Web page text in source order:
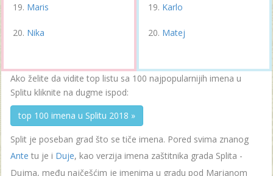
Maris
Nika
Karlo
Matej
Ako želite da vidite top listu sa 100 najpopularnijih imena u
Splitu kliknite na dugme ispod:
top 100 imena u Splitu 2018 »
Split je poseban grad što se tiče imena. Pored svima znanog
Ante tu je i Duje, kao verzija imena zaštitnika grada Splita -
Dujma, među najčešćim je imenima u gradu pod Marjanom